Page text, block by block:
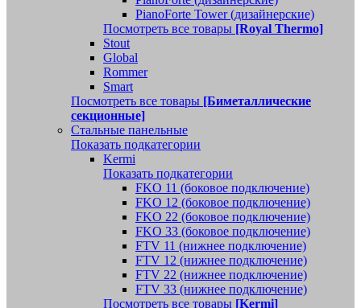
PianoForte Tower (дизайнерские)
Посмотреть все товары [Royal Thermo]
Stout
Global
Rommer
Smart
Посмотреть все товары [Биметаллические
секционные]
Стальные панельные
Показать подкатегории
Kermi
Показать подкатегории
FKO 11 (боковое подключение)
FKO 12 (боковое подключение)
FKO 22 (боковое подключение)
FKO 33 (боковое подключение)
FTV 11 (нижнее подключение)
FTV 12 (нижнее подключение)
FTV 22 (нижнее подключение)
FTV 33 (нижнее подключение)
Посмотреть все товары [Kermi]